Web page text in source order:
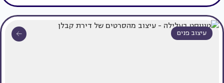
עיצוב פנים